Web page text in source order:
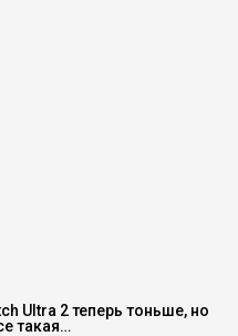
Ultra 2 теперь тоньше, но
такая…